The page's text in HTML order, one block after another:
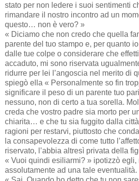
stato per non ledere i suoi sentimenti
rimandare il nostro incontro ad un
questo… non è vero? »
« Diciamo che non credo che quella
parente del tuo stampo e, per quanto
dalle tue colpe o considerare che
accaduto, mi sono riservata
ridurre per lei l’angoscia nel merito di
spiegò ella « Personalmente so fin
significare il peso di un parente tuo
nessuno, non di certo a tua sorella.
creda che vostro padre sia morto per
chiarita… e che tu sia fuggito dalla
ragioni per restarvi, piuttosto che
la consapevolezza di come tutto
riservato, l’abbia altresì privata della
« Vuoi quindi esiliarmi? » ipotizzò egli,
assolutamente ad una tale eventualità.